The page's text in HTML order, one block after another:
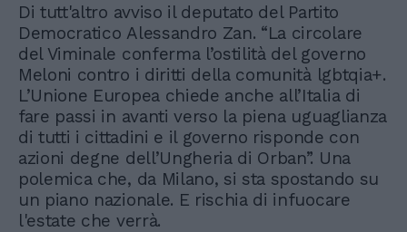
Di tutt'altro avviso il deputato del Partito
Democratico Alessandro Zan. “La circolare
del Viminale conferma l’ostilità del governo
Meloni contro i diritti della comunità lgbtqia+.
L’Unione Europea chiede anche all’Italia di
fare passi in avanti verso la piena uguaglianza
di tutti i cittadini e il governo risponde con
azioni degne dell’Ungheria di Orban”. Una
polemica che, da Milano, si sta spostando su
un piano nazionale. E rischia di infuocare
l'estate che verrà.